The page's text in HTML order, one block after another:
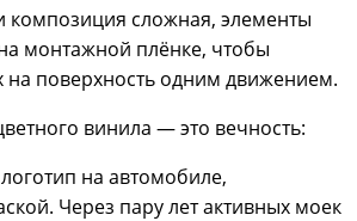
композиция сложная, элементы
монтажной плёнке, чтобы
на поверхность одним движением.
винила — это вечность:
на автомобиле,
Через пару лет активных моек